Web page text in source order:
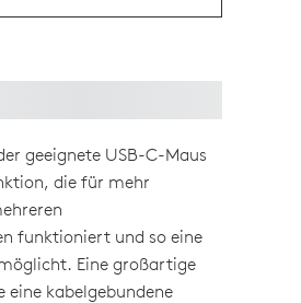
geeignete USB-C-Maus
die für mehr
funktioniert und so eine
Eine großartige
kabelgebundene